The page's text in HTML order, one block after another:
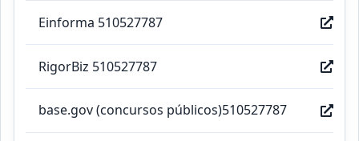
Einforma 510527787
RigorBiz 510527787
base.gov (concursos públicos)510527787